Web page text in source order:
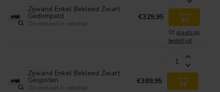
Zijwand Enkel Bekleed Zwart
Gedompeld
Op voorraad in webshop
€329,95
Of plaats op
bestellijst
Zijwand Enkel Bekleed Zwart
Gespoten
Op voorraad in webshop
€389,95